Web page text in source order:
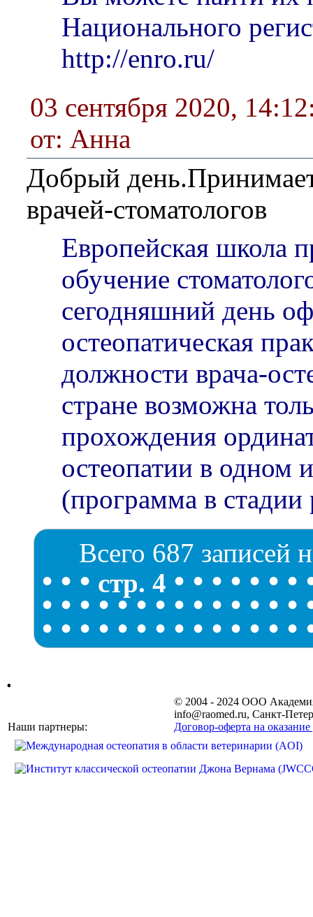
Национального
http://enro.ru/
03 сентября 2020,
от: Анна
Добрый
врачей-стоматологов
Европейская школа
обучение
сегодняшний день
остеопатическая
должности врача-
стране возможна
прохождения
остеопатии в одном
(программа в стадии
Всего 687 записей
• • • стр. 4 • • • • • • •
• • • •• • • • • • • • • •
• • • • • • • • • • • • • •
.
Наши партнеры:
© 2004 - 2024 ООО
info@raomed.ru, Санкт-
Договор-оферта на оказание